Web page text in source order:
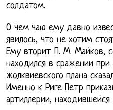
солдатом.
О чем чаю ему давно
явилось, что не хотим
Ему вторит П. М. Майков,
находился в сражении при
жолквиевского плана
Именно к Риге Петр
артиллерии, находившейся